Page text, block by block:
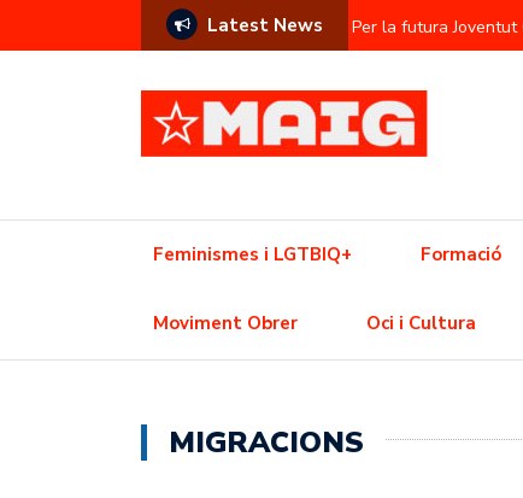
Latest News Per la futura Joventut
Prostitució com a
L’Ajuntament
Una Olimpíada
Crisi de l’habitatge?
Feminismes i LGTBIQ+ Formació
Moviment Obrer Oci i Cultura
MIGRACIONS